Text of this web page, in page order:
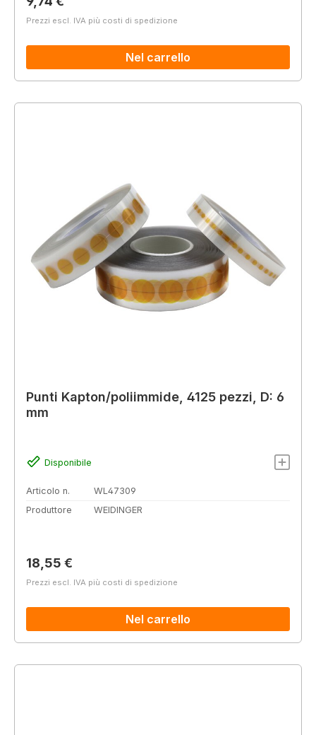
Prezzi escl. IVA più costi di spedizione
Nel carrello
Punti Kapton/poliimmide, 4125 pezzi, D: 6
mm
Disponibile
Articolo n.
WL47309
Produttore
WEIDINGER
Prezzo normale:
18,55 €
Prezzi escl. IVA più costi di spedizione
Nel carrello